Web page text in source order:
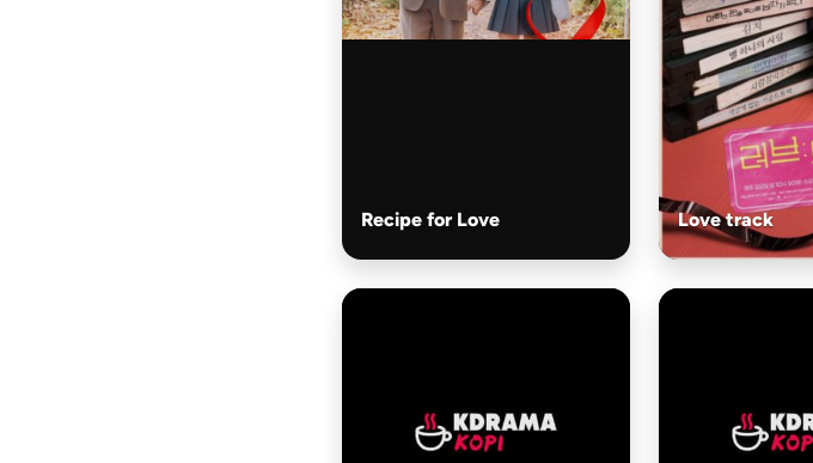
Recipe for Love Love track